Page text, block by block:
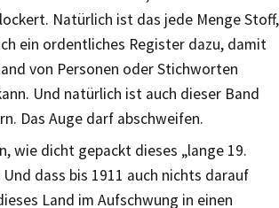
Natürlich ist das jede Menge Stoff,
ein ordentliches Register dazu, damit
von Personen oder Stichworten
Und natürlich ist auch dieser Band
Das Auge darf abschweifen.
wie dicht gepackt dieses „lange 19.
dass bis 1911 auch nichts darauf
Land im Aufschwung in einen